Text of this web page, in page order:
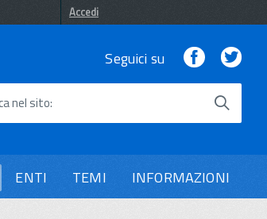
Accedi
Seguici su Facebook
nel sito
ENTI TEMI INFORMAZIONI